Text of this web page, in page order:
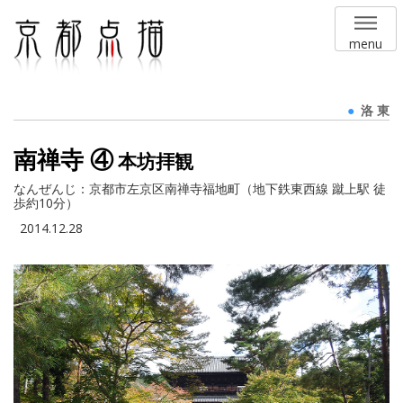
menu
洛 東
南禅寺 ④本坊拝観
なんぜんじ：京都市左京区南禅寺福地町（地下鉄東西線 蹴上駅 徒
歩約10分）
2014.12.28